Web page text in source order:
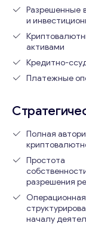
Разрешенные
и
активами
Кредитно-
Платежные
Полная
Простота
разрешения
началу